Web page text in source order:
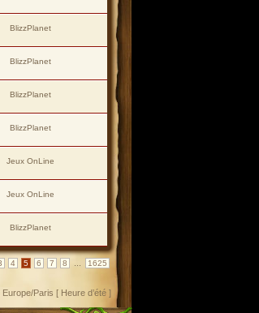
BlizzPlanet
BlizzPlanet
BlizzPlanet
BlizzPlanet
Jeux OnLine
Jeux OnLine
BlizzPlanet
4 5 6 7 8 1625
Europe/Paris [ Heure d’été ]